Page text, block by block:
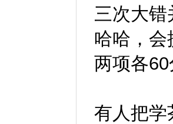
三次大错
哈哈，会
两项各
有人把学